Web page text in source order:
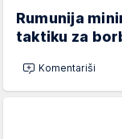
Rumunija
taktiku za
Komentariši